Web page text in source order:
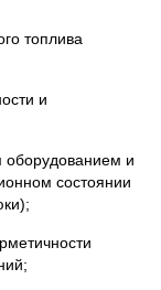
топлива
и
оборудованием и
состоянии